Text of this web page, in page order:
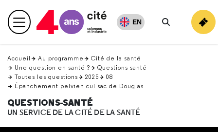
en
haut Menu principal EN
Rechercher
Accueil Au programme
Cité de la santé
Une question en santé ?
Questions santé
Toutes les questions
2025
08
Épanchement pelvien cul sac de Douglas
QUESTIONS-SANTÉ
UN SERVICE DE LA CITÉ DE LA SANTÉ